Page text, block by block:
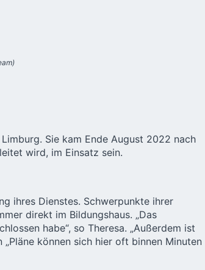
Sie kam Ende August 2022 nach
wird, im Einsatz sein.
ihres Dienstes. Schwerpunkte ihrer
direkt im Bildungshaus. „Das
habe“, so Theresa. „Außerdem ist
können sich hier oft binnen Minuten